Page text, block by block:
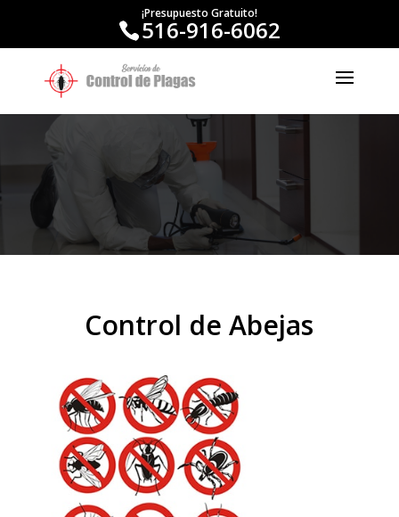
¡Presupuesto Gratuito!
516-916-6062
Control de Abejas